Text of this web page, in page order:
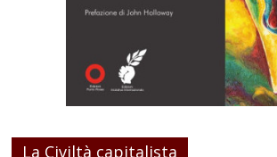
La Civiltà capitalista